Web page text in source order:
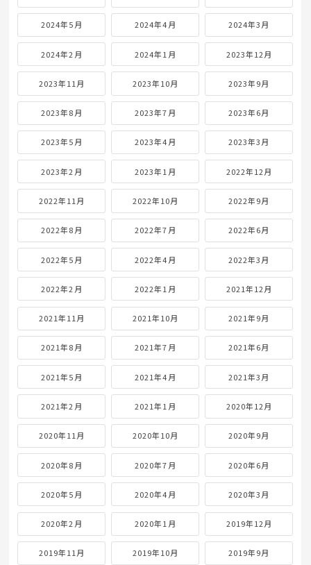
2024年5月 2024年4月 2024年3月
2024年2月 2024年1月 2023年12月
2023年11月 2023年10月 2023年9月
2023年8月 2023年7月 2023年6月
2023年5月 2023年4月 2023年3月
2023年2月 2023年1月 2022年12月
2022年11月 2022年10月 2022年9月
2022年8月 2022年7月 2022年6月
2022年5月 2022年4月 2022年3月
2022年2月 2022年1月 2021年12月
2021年11月 2021年10月 2021年9月
2021年8月 2021年7月 2021年6月
2021年5月 2021年4月 2021年3月
2021年2月 2021年1月 2020年12月
2020年11月 2020年10月 2020年9月
2020年8月 2020年7月 2020年6月
2020年5月 2020年4月 2020年3月
2020年2月 2020年1月 2019年12月
2019年11月 2019年10月 2019年9月